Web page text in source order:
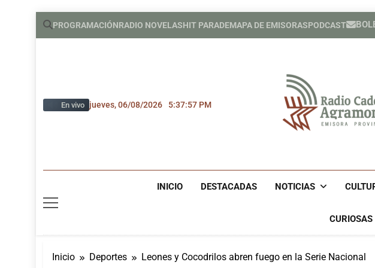
Saltar
PROGRAMACIÓNRADIO NOVELASHIT PARADEMAPA DE EMISORASPODCAST
En vivo jueves, 06/08/2026 5:37:58 PM
Radio
INICIO DESTACADAS NOTICIAS
CURIOSAS
Inicio Deportes Leones y Cocodrilos abren fuego en la Serie Nacional